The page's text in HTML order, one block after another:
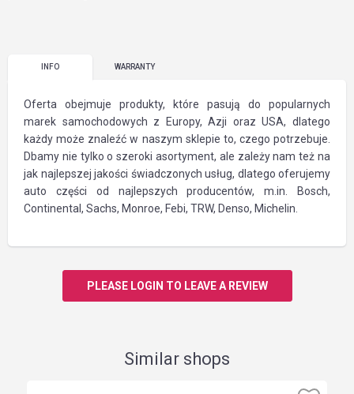
INFO WARRANTY
Oferta obejmuje produkty, które pasują do popularnych
marek samochodowych z Europy, Azji oraz USA, dlatego
każdy może znaleźć w naszym sklepie to, czego potrzebuje.
Dbamy nie tylko o szeroki asortyment, ale zależy nam też na
jak najlepszej jakości świadczonych usług, dlatego oferujemy
auto części od najlepszych producentów, m.in. Bosch,
Continental, Sachs, Monroe, Febi, TRW, Denso, Michelin.
PLEASE LOGIN TO LEAVE A REVIEW
Similar shops